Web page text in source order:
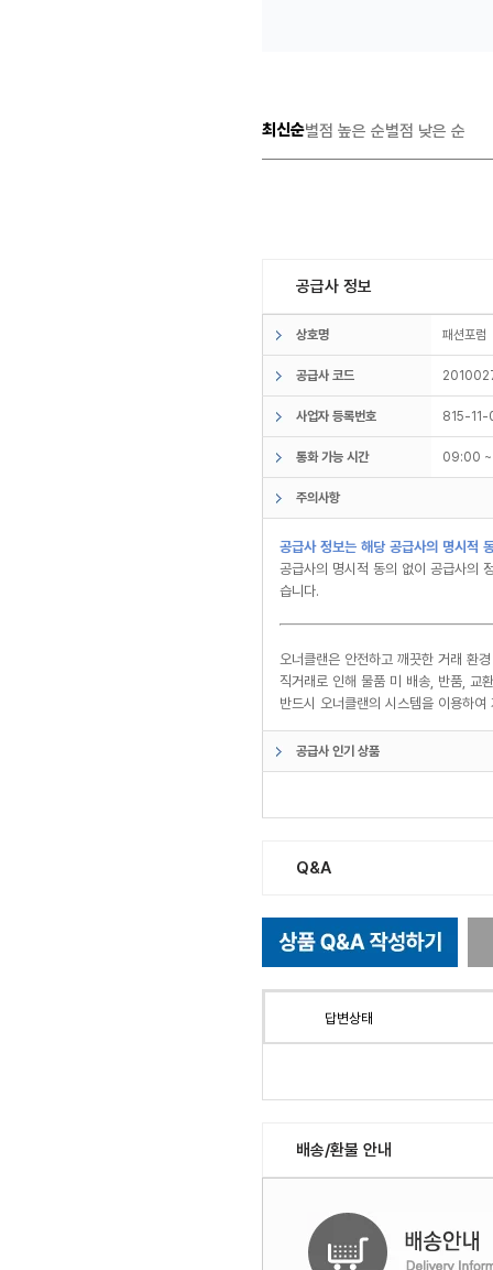
최신순별점 높은 순별점 낮은 순
공급사 정보
상호명 패션포
공급사 코드
사업자 등록번호 815-
통화 가능 시간 09:00
주의사항
공급사 정보는 해당 공급사의 명시적
공급사의 명시적 동의 없이 공급사의
습니다.
오너클랜은 안전하고 깨끗한 거래 환
직거래로 인해 물품 미 배송, 반품, 교
반드시 오너클랜의 시스템을 이용하
공급사 인기 상품
Q&A
답변상태
배송/환불 안내